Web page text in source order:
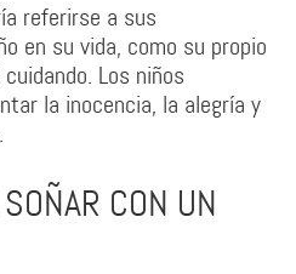
referirse a sus
en su vida, como su propio
Los niños
la inocencia, la alegría y
CON UN